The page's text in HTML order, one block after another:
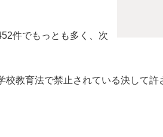
件でもっとも多く、次
教育法で禁止されている決して